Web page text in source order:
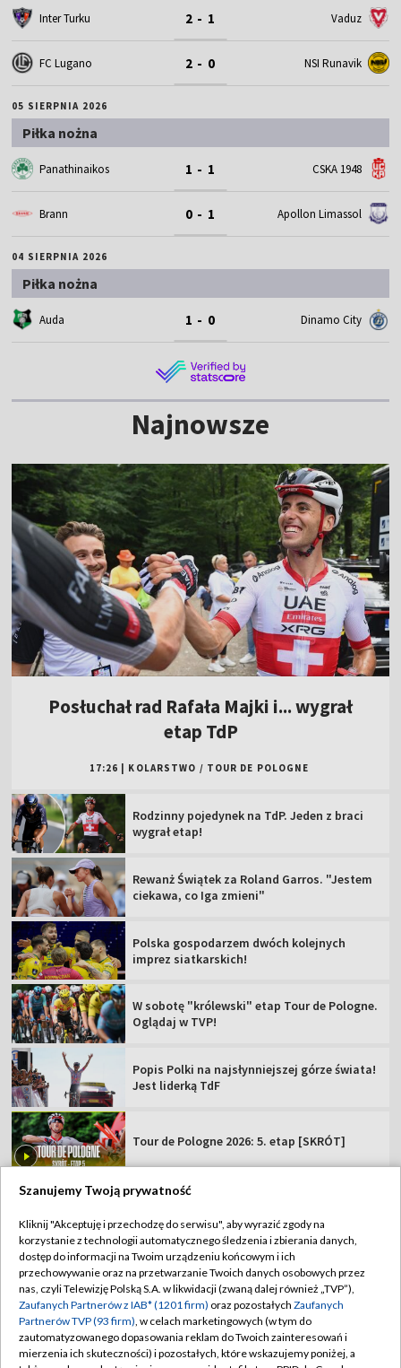
Inter Turku 2 - 1 Vaduz
FC Lugano 2 - 0 NSI Runavik
05 SIERPNIA 2026
Piłka nożna
Panathinaikos 1 - 1 CSKA 1948
Brann 0 - 1 Apollon Limassol
04 SIERPNIA 2026
Piłka nożna
Auda 1 - 0 Dinamo City
Najnowsze
Posłuchał rad Rafała Majki i... wygrał
etap TdP
17:26 KOLARSTWO / TOUR DE POLOGNE
Rodzinny pojedynek na TdP. Jeden z braci
wygrał etap!
Rewanż Świątek za Roland Garros. "Jestem
ciekawa, co Iga zmieni"
Polska gospodarzem dwóch kolejnych
imprez siatkarskich!
W sobotę "królewski" etap Tour de Pologne.
Oglądaj w TVP!
Popis Polki na najsłynniejszej górze świata!
Jest liderką TdF
Tour de Pologne 2026: 5. etap [SKRÓT]
TVP
Abonament TVP
Sklep TVP
Biuro Reklamy
Oferta Handlowa
Regulamin TVP
Polityka prywatności
Moje zgody
Biuro reklamy
Szanujemy Twoją prywatność
Kliknij "Akceptuję i przechodzę do serwisu", aby wyrazić zgody na
korzystanie z technologii automatycznego śledzenia i zbierania danych,
dostęp do informacji na Twoim urządzeniu końcowym i ich
przechowywanie oraz na przetwarzanie Twoich danych osobowych przez
nas, czyli Telewizję Polską S.A. w likwidacji (zwaną dalej również „TVP”),
Zaufanych Partnerów z IAB* (1201 firm) oraz pozostałych Zaufanych
Partnerów TVP (93 firm), w celach marketingowych (w tym do
zautomatyzowanego dopasowania reklam do Twoich zainteresowań i
mierzenia ich skuteczności) i pozostałych, które wskazujemy poniżej, a